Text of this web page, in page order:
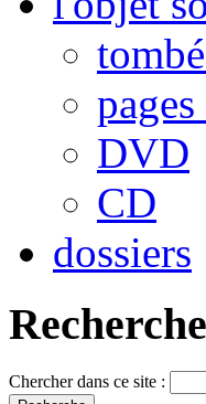
DVD
CD
dossiers
Recherche
Chercher dans ce site :